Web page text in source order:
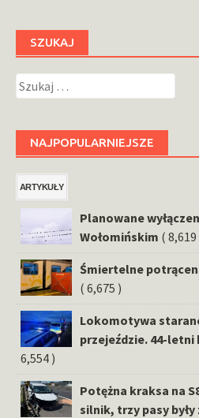
SZUKAJ
Szukaj:
NAJPOPULARNIEJSZE
ARTYKUŁY
Planowane
Wołomińskim ( 8,619
Śmiertelne
( 6,675 )
Lokomotywa
przejeździe. 44-letni
6,554 )
Potężna kraksa na
silnik, trzy pasy